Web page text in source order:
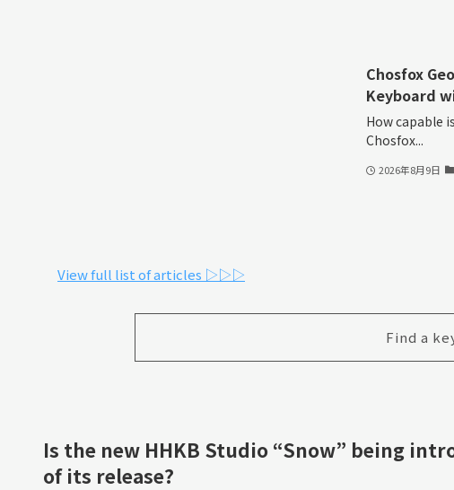
Chosfox
Keyboard
How capable
Chosfox...
2026年8月9日
View full list of articles ▷▷▷
Find a
Is the new HHKB Studio “Snow” being
of its release?